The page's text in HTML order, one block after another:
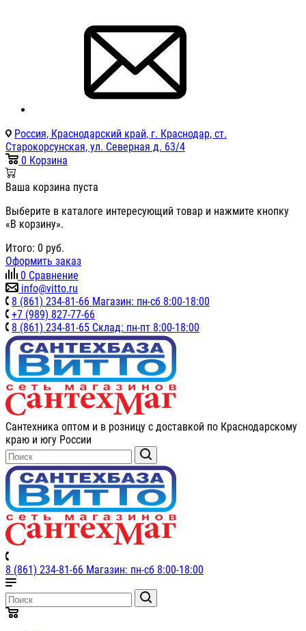
Россия, Краснодарский край, г. Краснодар, ст.
Старокорсунская, ул. Северная д. 63/4
0 Корзина
Ваша корзина пуста
Выберите в каталоге интересующий товар и нажмите кнопку
«В корзину».
Итого: 0 руб.
Оформить заказ
0 Сравнение
info@vitto.ru
8 (861) 234-81-66 Магазин: пн-сб 8:00-18:00
+7 (989) 827-77-66
8 (861) 234-81-65 Склад: пн-пт 8:00-18:00
Сантехника оптом и в розницу с доставкой по Краснодарскому
краю и югу России
8 (861) 234-81-66 Магазин: пн-сб 8:00-18:00